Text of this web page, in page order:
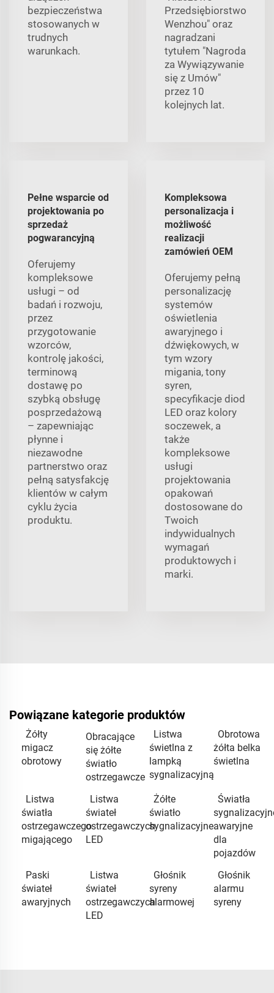
bezpieczeństwa
stosowanych w
trudnych
warunkach.
Przedsiębiorstwo
Wenzhou" oraz
nagradzani
tytułem "Nagroda
za Wywiązywanie
się z Umów"
przez 10
kolejnych lat.
Pełne wsparcie od
projektowania po
sprzedaż
pogwarancyjną
Oferujemy
kompleksowe
usługi – od
badań i rozwoju,
przez
przygotowanie
wzorców,
kontrolę jakości,
terminową
dostawę po
szybką obsługę
posprzedażową
– zapewniając
płynne i
niezawodne
partnerstwo oraz
pełną satysfakcję
klientów w całym
cyklu życia
produktu.
Kompleksowa
personalizacja i
możliwość
realizacji
zamówień OEM
Oferujemy pełną
personalizację
systemów
oświetlenia
awaryjnego i
dźwiękowych, w
tym wzory
migania, tony
syren,
specyfikacje diod
LED oraz kolory
soczewek, a
także
kompleksowe
usługi
projektowania
opakowań
dostosowane do
Twoich
indywidualnych
wymagań
produktowych i
marki.
Powiązane kategorie produktów
Żółty
migacz
obrotowy
Obracające
się żółte
światło
ostrzegawcze
Listwa
świetlna z
lampką
sygnalizacyjną
Obrotowa
żółta belka
świetlna
Listwa
światła
ostrzegawczego
migającego
Listwa
świateł
ostrzegawczych
LED
Żółte
światło
sygnalizacyjne
Światła
awaryjne
dla
pojazdów
Paski
świateł
awaryjnych
Listwa
świateł
ostrzegawczych
LED
Głośnik
syreny
alarmowej
Głośnik
alarmu
syreny